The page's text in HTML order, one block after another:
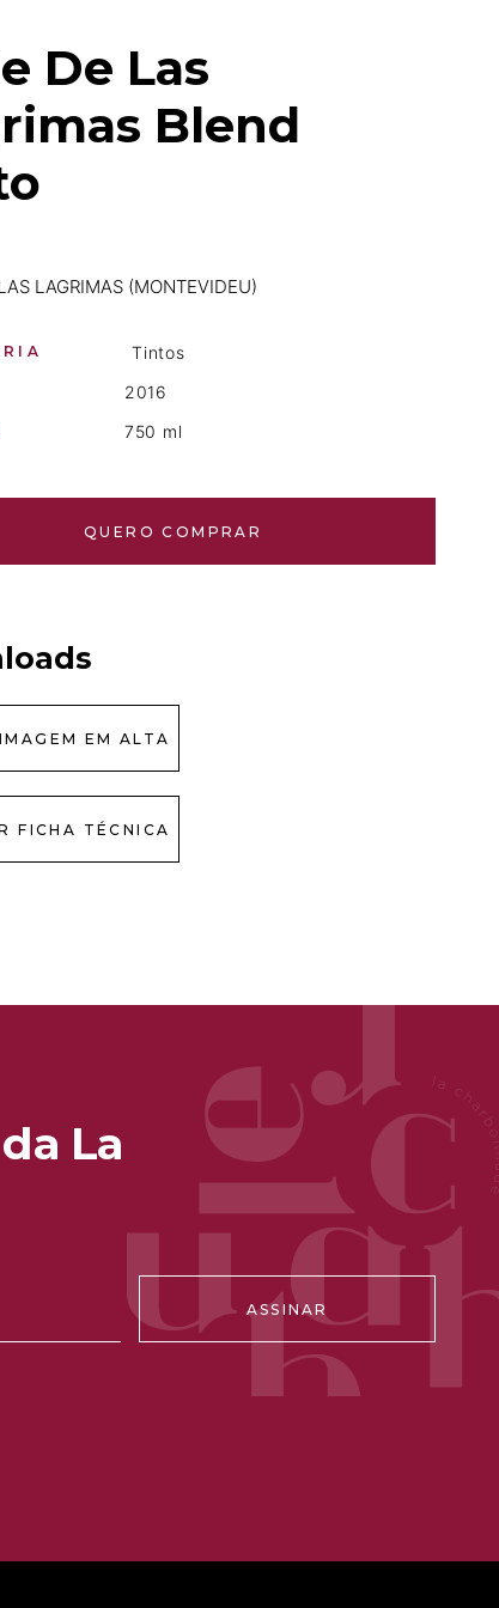
De Las
Blend
LAGRIMAS (MONTEVIDEU)
Tintos
2016
750 ml
QUERO COMPRAR
EM ALTA
FICHA TÉCNICA
La
ASSINAR